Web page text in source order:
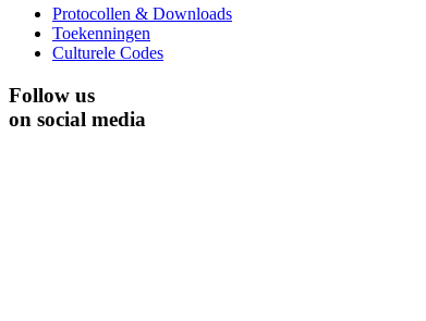
Protocollen & Downloads
Toekenningen
Culturele Codes
Follow us
on social media